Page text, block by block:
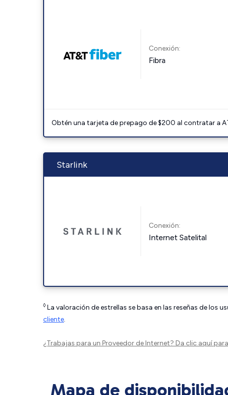
Conexión:
Fibra
Obtén una tarjeta de prepago de $200 al contratar a
Starlink
Conexión:
Internet Satelital
◊ La valoración de estrellas se basa en las reseñas de los
cliente.
¿Trabajas para un Proveedor de Internet? Da clic aquí
Mapa de